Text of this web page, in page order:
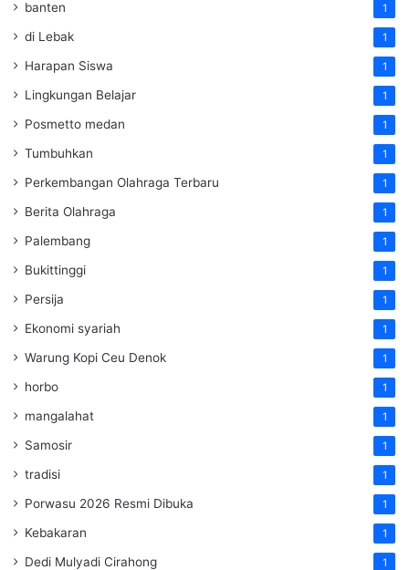
banten 1
di Lebak 1
Harapan Siswa 1
Lingkungan Belajar 1
Posmetto medan 1
Tumbuhkan 1
Perkembangan Olahraga Terbaru 1
Berita Olahraga 1
Palembang 1
Bukittinggi 1
Persija 1
Ekonomi syariah 1
Warung Kopi Ceu Denok 1
horbo 1
mangalahat 1
Samosir 1
tradisi 1
Porwasu 2026 Resmi Dibuka 1
Kebakaran 1
Dedi Mulyadi Cirahong 1